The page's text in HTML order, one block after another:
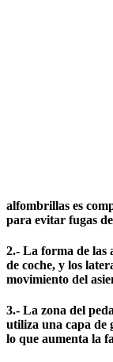
alfombrillas es
para evitar fugas
2.- La forma de las
de coche, y los
movimiento del
3.- La zona del
utiliza una capa de
lo que aumenta la